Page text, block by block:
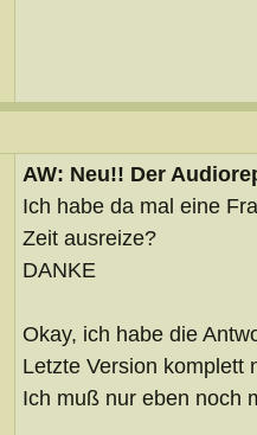
AW: Neu!! Der
Ich habe da mal eine
Zeit ausreize?
DANKE
Okay, ich habe die
Letzte Version komplett
Ich muß nur eben noch